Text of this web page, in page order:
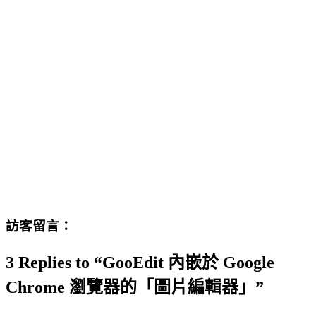
訪客留言：
3 Replies to “GooEdit 內嵌於 Google
Chrome 瀏覽器的「圖片編輯器」”